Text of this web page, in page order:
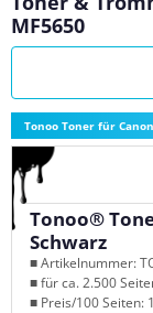
MF5650
Tonoo Toner für Canon
Tonoo®
Schwarz
■ Artikelnummer:
■ für ca. 2.500
■ Preis/100 Seiten: